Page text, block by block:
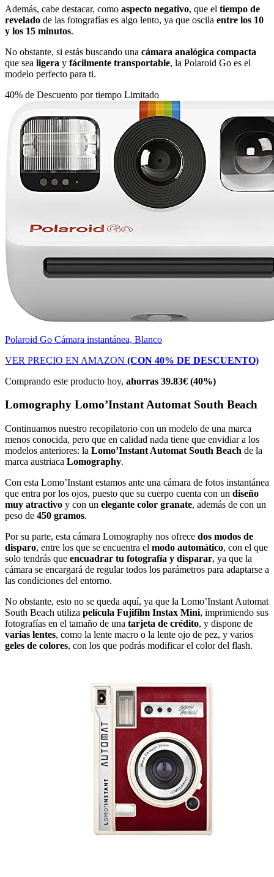
Además, cabe destacar, como aspecto negativo, que el tiempo de
revelado de las fotografías es algo lento, ya que oscila entre los 10
y los 15 minutos.
No obstante, si estás buscando una cámara analógica compacta
que sea ligera y fácilmente transportable, la Polaroid Go es el
modelo perfecto para ti.
40% de Descuento por tiempo Limitado
Polaroid Go Cámara instantánea, Blanco
VER PRECIO EN AMAZON (CON 40% DE DESCUENTO)
Comprando este producto hoy, ahorras 39.83€ (40%)
Lomography Lomo’Instant Automat South Beach
Continuamos nuestro recopilatorio con un modelo de una marca
menos conocida, pero que en calidad nada tiene que envidiar a los
modelos anteriores: la Lomo’Instant Automat South Beach de la
marca austriaca Lomography.
Con esta Lomo’Instant estamos ante una cámara de fotos instantánea
que entra por los ojos, puesto que su cuerpo cuenta con un diseño
muy atractivo y con un elegante color granate, además de con un
peso de 450 gramos.
Por su parte, esta cámara Lomography nos ofrece dos modos de
disparo, entre los que se encuentra el modo automático, con el que
solo tendrás que encuadrar tu fotografía y disparar, ya que la
cámara se encargará de regular todos los parámetros para adaptarse a
las condiciones del entorno.
No obstante, esto no se queda aquí, ya que la Lomo’Instant Automat
South Beach utiliza película Fujifilm Instax Mini, imprimiendo sus
fotografías en el tamaño de una tarjeta de crédito, y dispone de
varias lentes, como la lente macro o la lente ojo de pez, y varios
geles de colores, con los que podrás modificar el color del flash.